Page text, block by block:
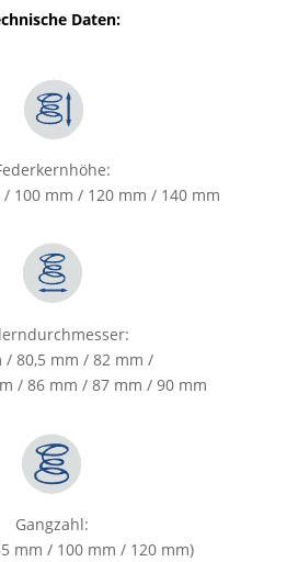
Daten:
100 mm / 120 mm / 140 mm
/ 80,5 mm / 82 mm /
/ 86 mm / 87 mm / 90 mm
Gangzahl:
mm / 100 mm / 120 mm)